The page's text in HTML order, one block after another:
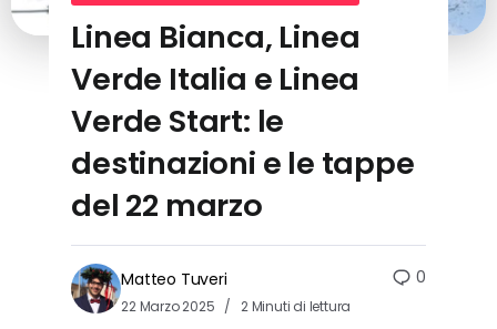
Linea Bianca, Linea
Verde Italia e Linea
Verde Start: le
destinazioni e le tappe
del 22 marzo
Matteo Tuveri
22 Marzo 2025 2 Minuti di lettura
0